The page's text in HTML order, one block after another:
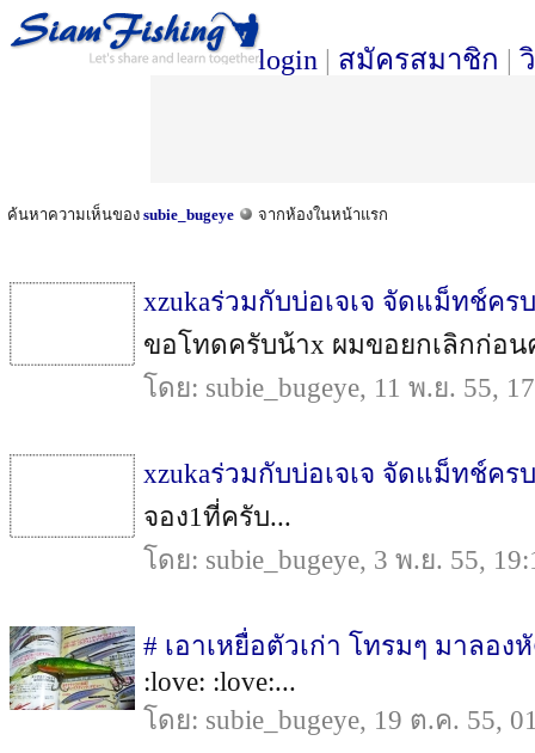
login | สมัครสมาชิก |
ค้นหาความเห็นของ subie_bugeye จากห้องในหน้าแรก
xzukaร่วมกับบ่อเจเจ จัดแม็ทช์คร
ขอโทดครับน้าx ผมขอยกเลิกก่อ
โดย: subie_bugeye, 11 พ.ย. 55,
xzukaร่วมกับบ่อเจเจ จัดแม็ทช์คร
จอง1ที่ครับ...
โดย: subie_bugeye, 3 พ.ย. 55,
# เอาเหยื่อตัวเก่า โทรมๆ มาลอง
:love: :love:...
โดย: subie_bugeye, 19 ต.ค. 55,